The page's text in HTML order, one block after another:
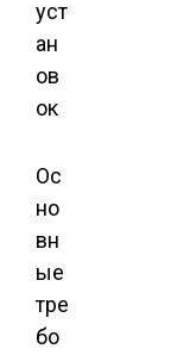
Ос
но
вн
ые
тре
бо